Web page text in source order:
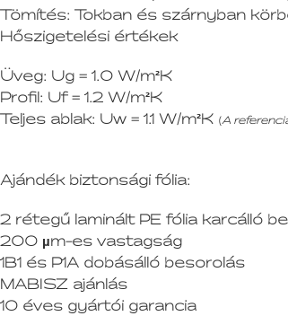
Tömítés: Tokban és szárnyban
Hőszigetelési értékek
Üveg: Ug = 1.0 W/m²K
Profil: Uf = 1.2 W/m²K
Teljes ablak: Uw = 1.1 W/m²K (A
Ajándék biztonsági fólia:
2 rétegű laminált PE fólia karcálló
200 µm-es vastagság
1B1 és P1A dobásálló besorolás
MABISZ ajánlás
10 éves gyártói garancia